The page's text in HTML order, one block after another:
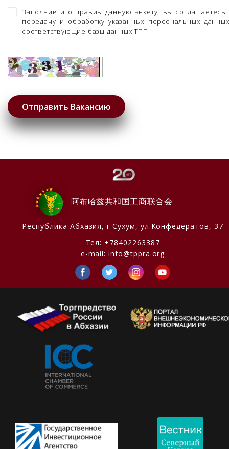
Заполнив и отправив данную анкету, вы соглашаетесь
передачу и обработку указанных персональных
соответствующие базы данных ТПП.
阿布哈兹共和国工商联合会
Республика Абхазия, г.Сухум, ул.Конфедератов, 37
Тел: +78402263387
e-mail:info@tppra.org